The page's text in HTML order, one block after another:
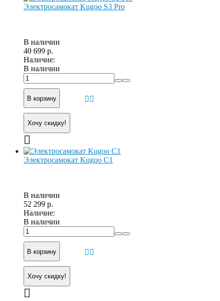
Электросамокат Kugoo S3 Pro
В наличии
40 699 р.
Наличие:
В наличии
В корзину
Хочу скидку!
Электросамокат Kugoo C1
В наличии
52 299 р.
Наличие:
В наличии
В корзину
Хочу скидку!